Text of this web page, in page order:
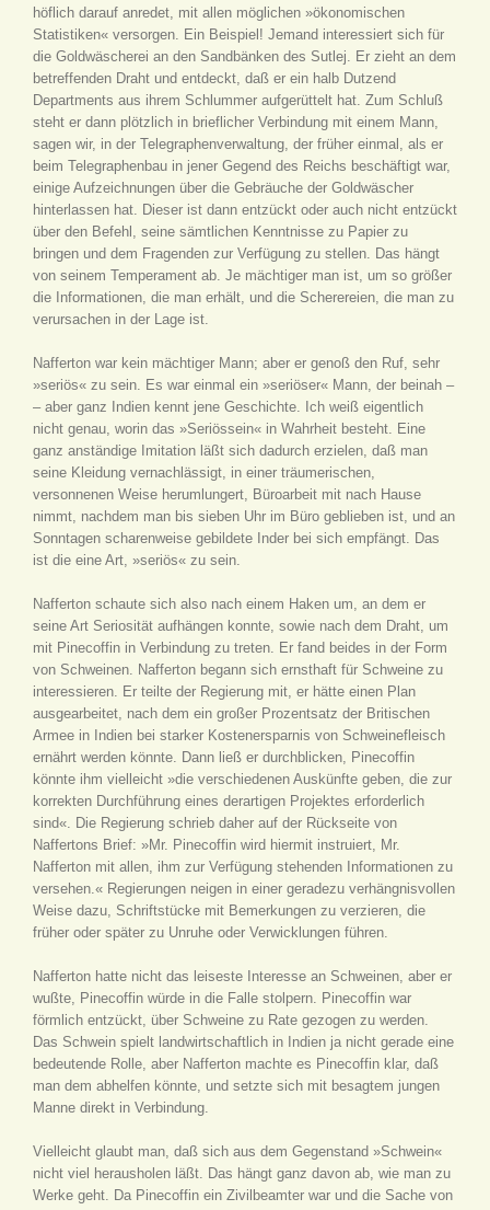
höflich darauf anredet, mit allen möglichen »ökonomischen
Statistiken« versorgen. Ein Beispiel! Jemand interessiert sich für
die Goldwäscherei an den Sandbänken des Sutlej. Er zieht an dem
betreffenden Draht und entdeckt, daß er ein halb Dutzend
Departments aus ihrem Schlummer aufgerüttelt hat. Zum Schluß
steht er dann plötzlich in brieflicher Verbindung mit einem Mann,
sagen wir, in der Telegraphenverwaltung, der früher einmal, als er
beim Telegraphenbau in jener Gegend des Reichs beschäftigt war,
einige Aufzeichnungen über die Gebräuche der Goldwäscher
hinterlassen hat. Dieser ist dann entzückt oder auch nicht entzückt
über den Befehl, seine sämtlichen Kenntnisse zu Papier zu
bringen und dem Fragenden zur Verfügung zu stellen. Das hängt
von seinem Temperament ab. Je mächtiger man ist, um so größer
die Informationen, die man erhält, und die Scherereien, die man zu
verursachen in der Lage ist.
Nafferton war kein mächtiger Mann; aber er genoß den Ruf, sehr
»seriös« zu sein. Es war einmal ein »seriöser« Mann, der beinah –
– aber ganz Indien kennt jene Geschichte. Ich weiß eigentlich
nicht genau, worin das »Seriössein« in Wahrheit besteht. Eine
ganz anständige Imitation läßt sich dadurch erzielen, daß man
seine Kleidung vernachlässigt, in einer träumerischen,
versonnenen Weise herumlungert, Büroarbeit mit nach Hause
nimmt, nachdem man bis sieben Uhr im Büro geblieben ist, und an
Sonntagen scharenweise gebildete Inder bei sich empfängt. Das
ist die eine Art, »seriös« zu sein.
Nafferton schaute sich also nach einem Haken um, an dem er
seine Art Seriosität aufhängen konnte, sowie nach dem Draht, um
mit Pinecoffin in Verbindung zu treten. Er fand beides in der Form
von Schweinen. Nafferton begann sich ernsthaft für Schweine zu
interessieren. Er teilte der Regierung mit, er hätte einen Plan
ausgearbeitet, nach dem ein großer Prozentsatz der Britischen
Armee in Indien bei starker Kostenersparnis von Schweinefleisch
ernährt werden könnte. Dann ließ er durchblicken, Pinecoffin
könnte ihm vielleicht »die verschiedenen Auskünfte geben, die zur
korrekten Durchführung eines derartigen Projektes erforderlich
sind«. Die Regierung schrieb daher auf der Rückseite von
Naffertons Brief: »Mr. Pinecoffin wird hiermit instruiert, Mr.
Nafferton mit allen, ihm zur Verfügung stehenden Informationen zu
versehen.« Regierungen neigen in einer geradezu verhängnisvollen
Weise dazu, Schriftstücke mit Bemerkungen zu verzieren, die
früher oder später zu Unruhe oder Verwicklungen führen.
Nafferton hatte nicht das leiseste Interesse an Schweinen, aber er
wußte, Pinecoffin würde in die Falle stolpern. Pinecoffin war
förmlich entzückt, über Schweine zu Rate gezogen zu werden.
Das Schwein spielt landwirtschaftlich in Indien ja nicht gerade eine
bedeutende Rolle, aber Nafferton machte es Pinecoffin klar, daß
man dem abhelfen könnte, und setzte sich mit besagtem jungen
Manne direkt in Verbindung.
Vielleicht glaubt man, daß sich aus dem Gegenstand »Schwein«
nicht viel herausholen läßt. Das hängt ganz davon ab, wie man zu
Werke geht. Da Pinecoffin ein Zivilbeamter war und die Sache von